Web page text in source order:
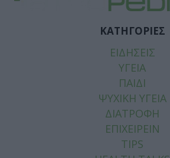
ΚΑΤΗΓΟΡΙΕΣ
ΕΙΔΗΣΕΙΣ
ΥΓΕΙΑ
ΠΑΙΔΙ
ΨΥΧΙΚΗ ΥΓΕΙΑ
ΔΙΑΤΡΟΦΗ
ΕΠΙΧΕΙΡΕΙΝ
TIPS